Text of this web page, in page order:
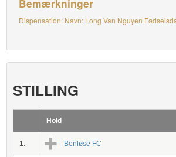
Bemærkninger
Dispensation: Navn: Long Van Nguyen
STILLING
Hold
1. Benløse FC